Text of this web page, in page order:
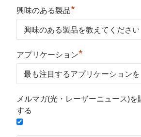
興味のある製品*
アプリケーション*
メルマガ(光・レーザーニュース)を
する